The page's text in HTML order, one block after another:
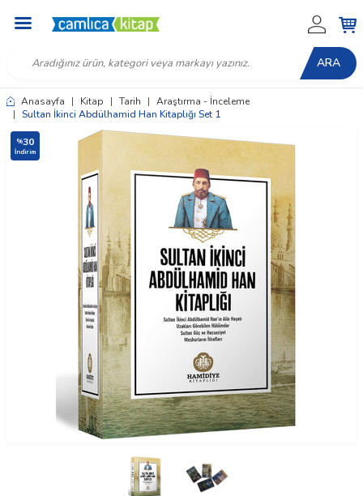
ARA
Anasayfa | Kitap | Tarih | Araştırma - İnceleme
| Sultan İkinci Abdülhamid Han Kitaplığı Set 1
%30
İndirim